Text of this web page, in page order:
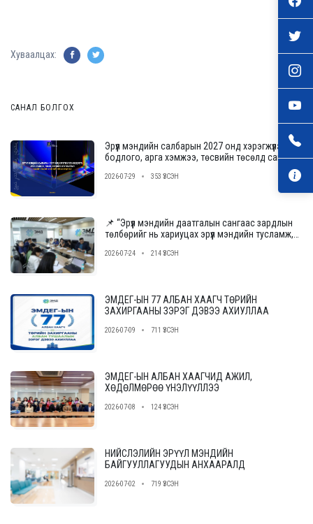
Хуваалцах:
САНАЛ БОЛГОХ
Эрүүл мэндийн салбарын 2027 онд хэрэгжүүлэх
бодлого, арга хэмжээ, төсвийн төсөлд саналаа
2026-07-29 353 ҮЗСЭН
📌 “Эрүүл мэндийн даатгалын сангаас зардлын
төлбөрийг нь хариуцах эрүүл мэндийн тусламж,
шалгаруулах журам”-ын төслийн ээлжит
2026-07-24 214 ҮЗСЭН
ЭМДЕГ-ЫН 77 АЛБАН ХААГЧ ТӨРИЙН
ЗАХИРГААНЫ ЗЭРЭГ ДЭВЭЭ АХИУЛЛАА
2026-07-09 711 ҮЗСЭН
ЭМДЕГ-ЫН АЛБАН ХААГЧИД АЖИЛ,
ХӨДӨЛМӨРӨӨ ҮНЭЛҮҮЛЛЭЭ
2026-07-08 124 ҮЗСЭН
НИЙСЛЭЛИЙН ЭРҮҮЛ МЭНДИЙН
БАЙГУУЛЛАГУУДЫН АНХААРАЛД
2026-07-02 719 ҮЗСЭН